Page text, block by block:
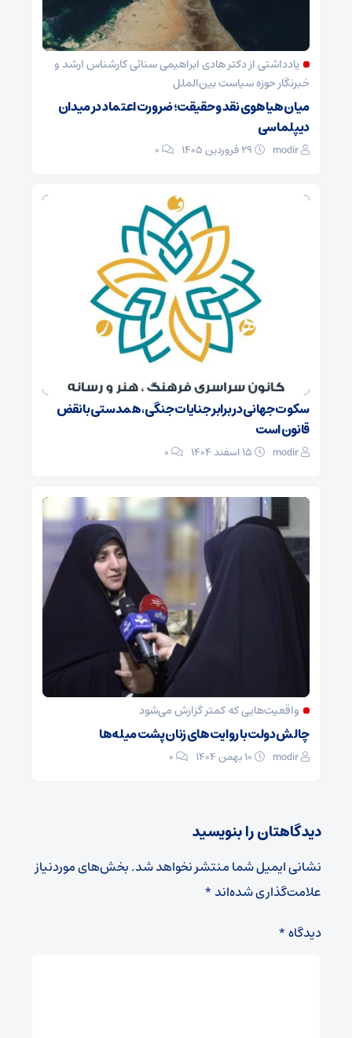
یادداشتی از دکتر هادی ابراهیمی سنائی کارشناس ارشد و
خبرنگار حوزه سیاست بین‌الملل
میان هیاهوی نقد و حقیقت؛ ضرورت اعتماد در میدان
دیپلماسی
modir
0
سکوت جهانی در برابر جنایات جنگی، همدستی با نقض
قانون است
modir
0
واقعیت‌هایی که کمتر گزارش می‌شود
چالش دولت با روایت‌های زنان پشت میله‌ها
modir
0
دیدگاهتان را بنویسید
نشانی ایمیل شما منتشر نخواهد شد.بخش‌های موردنیاز
علامت‌گذاری شده‌اند*
دیدگاه*